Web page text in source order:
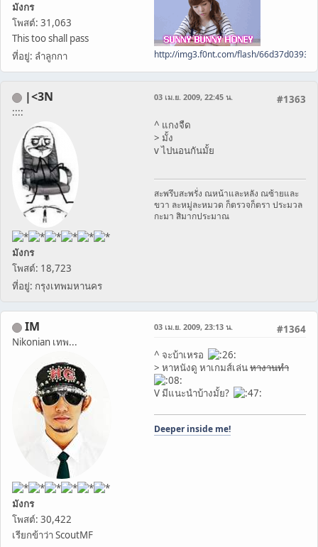
มังกร
โพสต์: 31,063
This too shall pass
ที่อยู่: ลำลูกกา
http://img3.f0nt.com/flash/
|<3N
::::
มังกร
โพสต์: 18,723
ที่อยู่: กรุงเทพมหานคร
#1363
03 เม.ย. 2009, 22:45 น.
^ แกงจืด
> มั้ง
v ไปนอนกันมั้ย
สะพรึบสะพรั่ง ณหน้าและหลัง ณซ้ายและ
ขวา ละหมู่ละหมวด ก็ตรวจก็ตรา ประมวล
กะมา สิมากประมาณ
IM
Nikonian เทพ...
มังกร
โพสต์: 30,422
เรียกข้าว่า ScoutMF
#1364
03 เม.ย. 2009, 23:13 น.
^ จะบ้าเหรอ
> หาหนังดู หาเกมส์เล่นหางานทำ
V มีแนะนำบ้างมั้ย?
Deeper inside me!